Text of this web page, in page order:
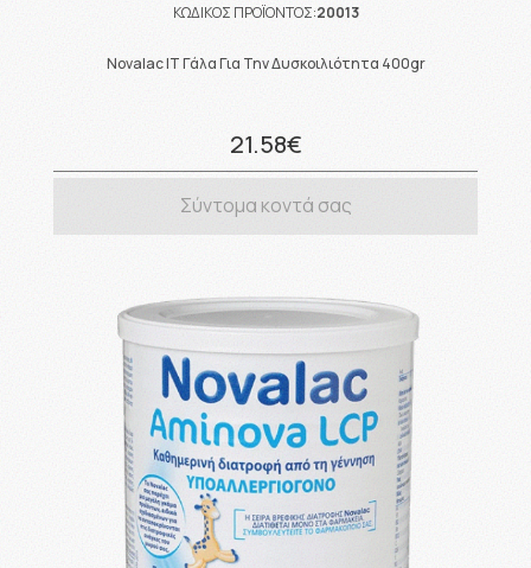
ΚΩΔΙΚΟΣ ΠΡΟΪΟΝΤΟΣ:20013
Novalac IT Γάλα Για Την Δυσκοιλιότητα 400gr
21.58€
Σύντομα κοντά σας